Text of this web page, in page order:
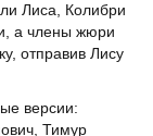
Лиса, Колибри
а члены жюри
отправив Лису
версии:
Тимур